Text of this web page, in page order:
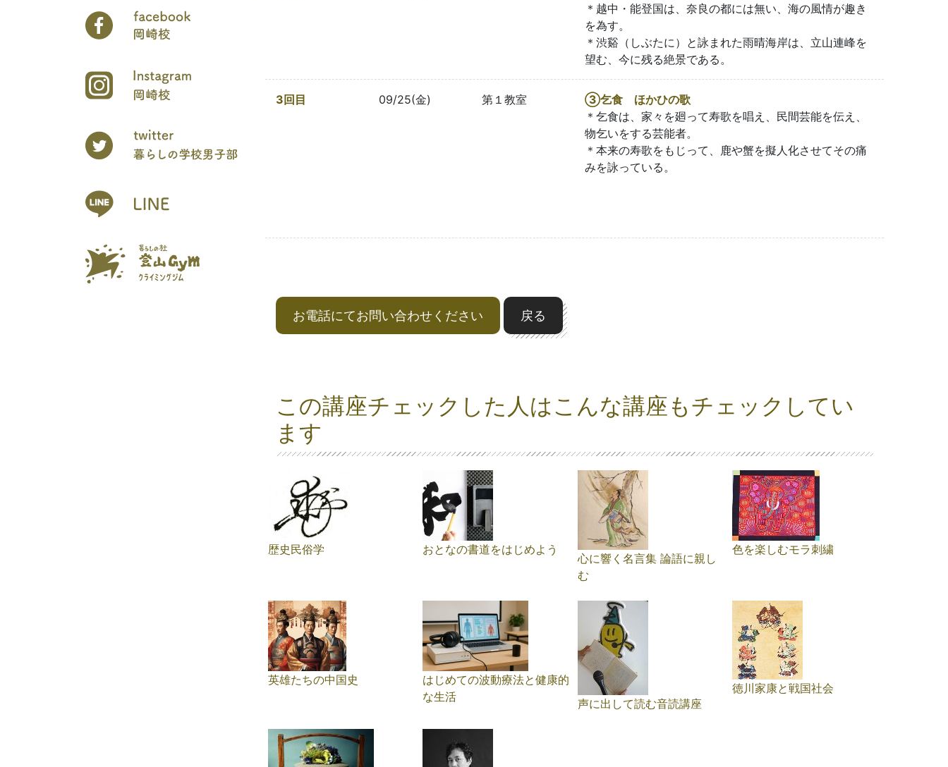
＊越中・能登国は、奈良の都には無い、海の風情が趣き
を為す。
＊渋谿（しぶたに）と詠まれた雨晴海岸は、立山連峰を
望む、今に残る絶景である。
3回目 09/25(金) 第１教室
③乞食 ほかひの歌
＊乞食は、家々を廻って寿歌を唱え、民間芸能を伝え、
物乞いをする芸能者。
＊本来の寿歌をもじって、鹿や蟹を擬人化させてその痛
みを詠っている。
お電話にてお問い合わせください 戻る
この講座チェックした人はこんな講座もチェックしてい
ます
歴史民俗学 おとなの書道をはじめよう
心に響く名言集 論語に親し
む
色を楽しむモラ刺繍
英雄たちの中国史
はじめての波動療法と健康的
な生活
声に出して読む音読講座
徳川家康と戦国社会